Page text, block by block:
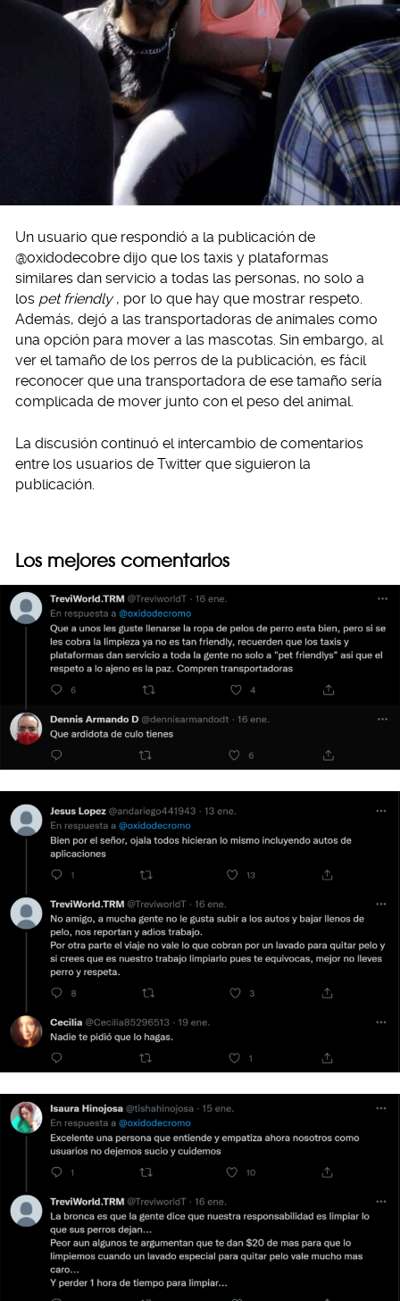
Un usuario que respondió a la publicación de
@oxidodecobre dijo que los taxis y plataformas
similares dan servicio a todas las personas, no solo a
los pet friendly , por lo que hay que mostrar respeto.
Además, dejó a las transportadoras de animales como
una opción para mover a las mascotas. Sin embargo, al
ver el tamaño de los perros de la publicación, es fácil
reconocer que una transportadora de ese tamaño sería
complicada de mover junto con el peso del animal.
La discusión continuó el intercambio de comentarios
entre los usuarios de Twitter que siguieron la
publicación.
Los mejores comentarios